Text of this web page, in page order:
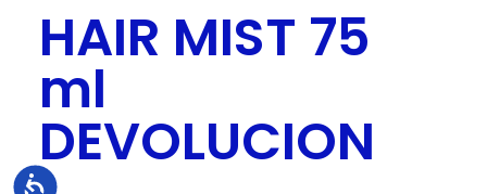
Accesibilidad
HAIR MIST 75
ml
DEVOLUCION